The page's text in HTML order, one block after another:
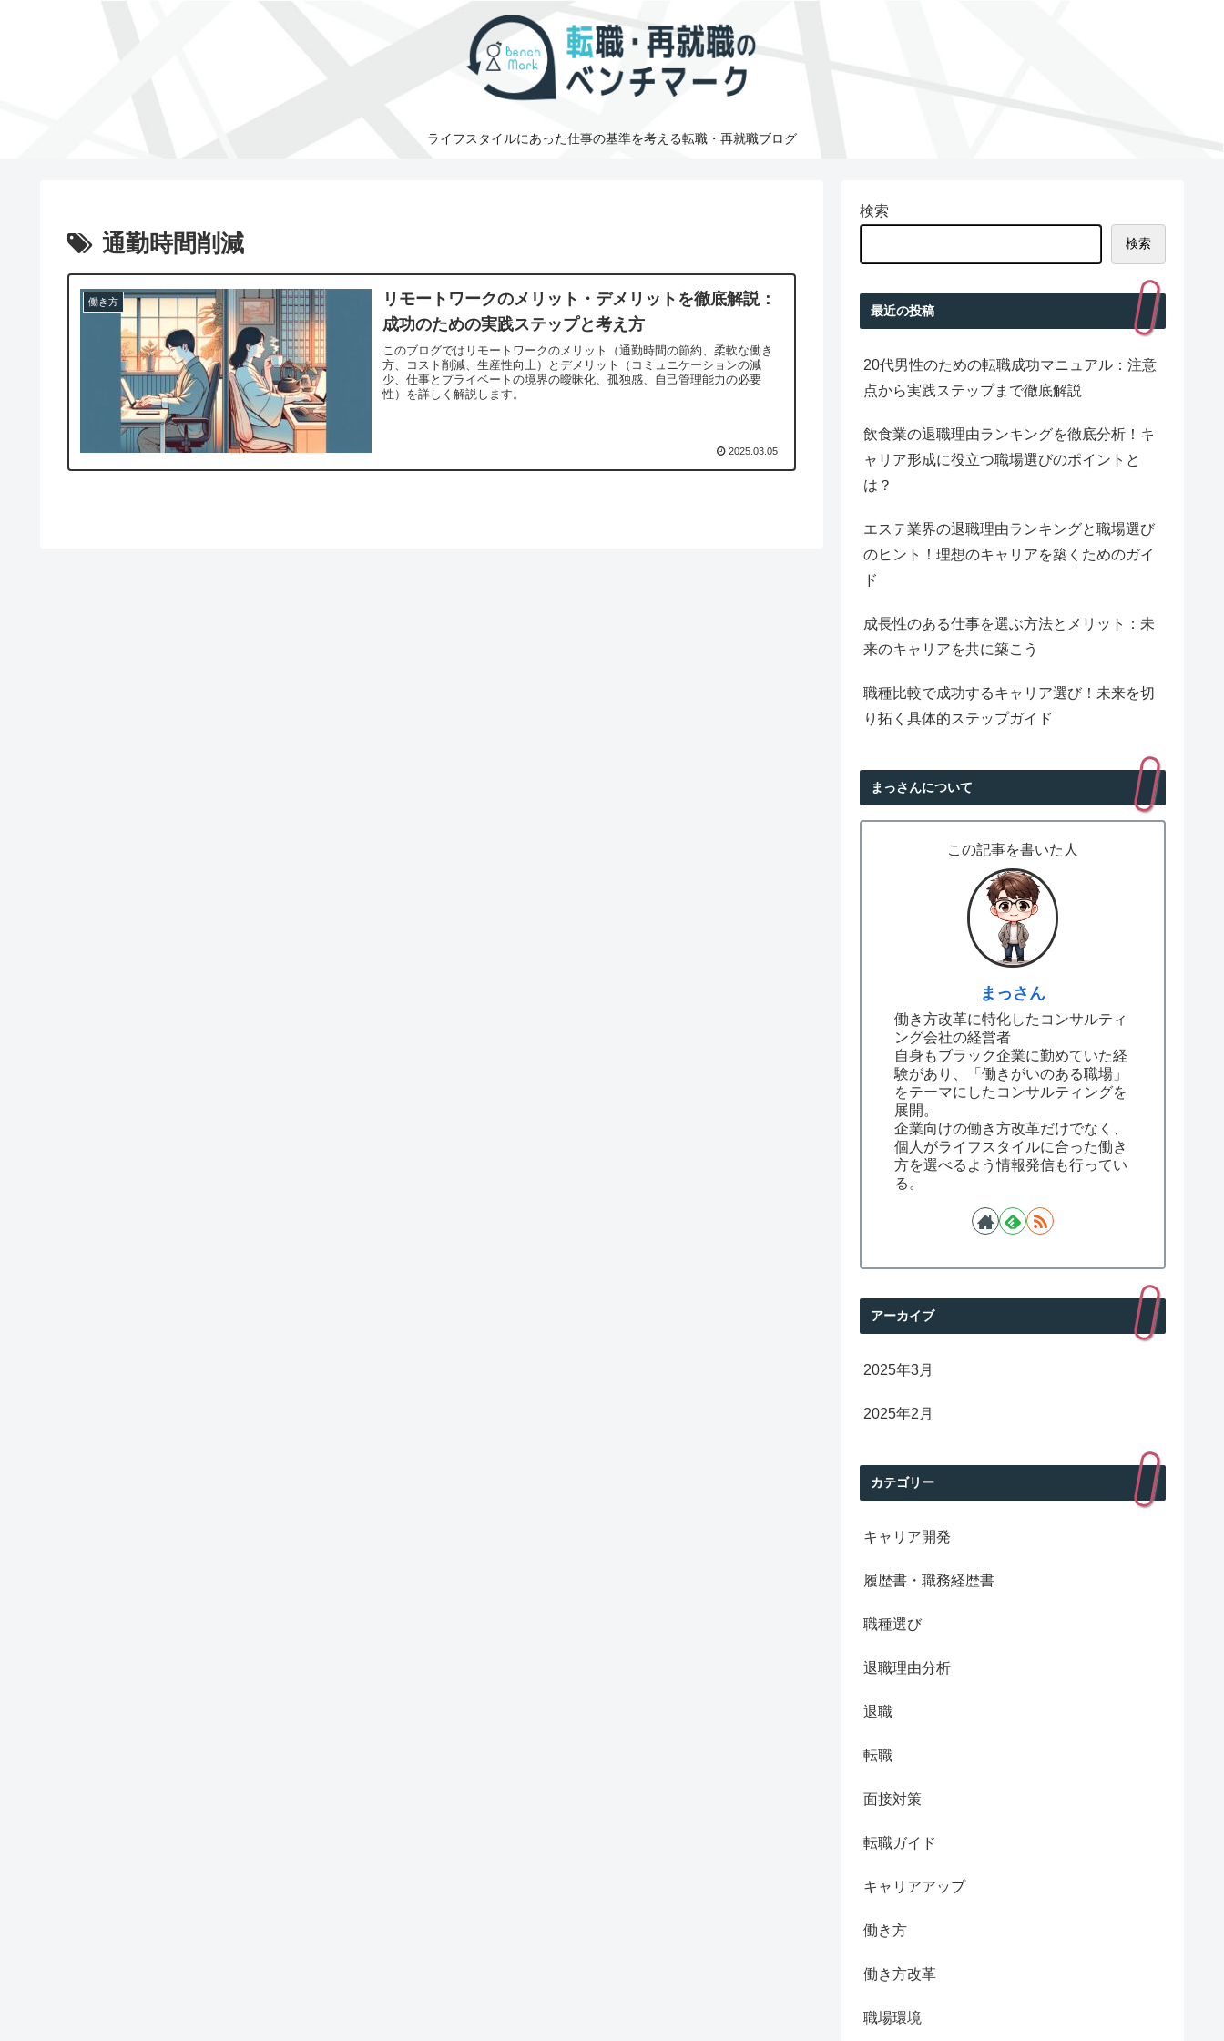
ライフスタイルにあった仕事の基準を考える転職・再就職ブログ
通勤時間削減
働き方
リモートワークのメリット・デメリットを徹底解説：
成功のための実践ステップと考え方
このブログではリモートワークのメリット（通勤時間の節約、柔軟な働き
方、コスト削減、生産性向上）とデメリット（コミュニケーションの減
少、仕事とプライベートの境界の曖昧化、孤独感、自己管理能力の必要
性）を詳しく解説します。
2025.03.05
検索
検索
最近の投稿
20代男性のための転職成功マニュアル：注意
点から実践ステップまで徹底解説
飲食業の退職理由ランキングを徹底分析！キ
ャリア形成に役立つ職場選びのポイントと
は？
エステ業界の退職理由ランキングと職場選び
のヒント！理想のキャリアを築くためのガイ
ド
成長性のある仕事を選ぶ方法とメリット：未
来のキャリアを共に築こう
職種比較で成功するキャリア選び！未来を切
り拓く具体的ステップガイド
まっさんについて
この記事を書いた人
まっさん
働き方改革に特化したコンサルティ
ング会社の経営者
自身もブラック企業に勤めていた経
験があり、「働きがいのある職場」
をテーマにしたコンサルティングを
展開。
企業向けの働き方改革だけでなく、
個人がライフスタイルに合った働き
方を選べるよう情報発信も行ってい
る。
アーカイブ
2025年3月
2025年2月
カテゴリー
キャリア開発
履歴書・職務経歴書
職種選び
退職理由分析
退職
転職
面接対策
転職ガイド
キャリアアップ
働き方
働き方改革
職場環境